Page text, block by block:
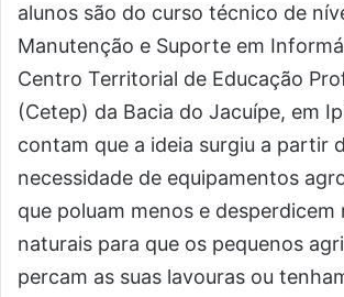
alunos são do curso técnico de
Manutenção e Suporte em
Centro Territorial de Educação
(Cetep) da Bacia do Jacuípe, em
contam que a ideia surgiu a partir
necessidade de equipamentos
que poluam menos e desperdicem
naturais para que os pequenos
percam as suas lavouras ou